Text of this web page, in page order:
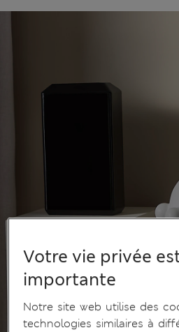
Votre vie privée
importante
Notre site web utilise des
technologies similaires à